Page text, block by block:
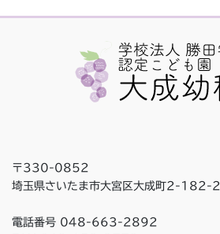
〒330-0852
埼玉県さいたま市大宮区大成町2-182-2
電話番号 048-663-2892